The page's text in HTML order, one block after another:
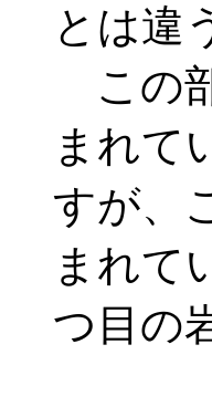
とは違
この
まれて
すが、
まれて
つ目の